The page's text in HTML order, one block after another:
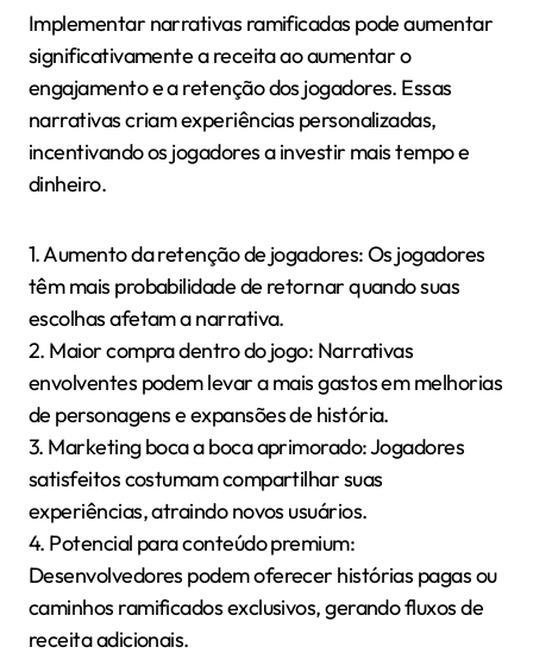
Implementar narrativas ramificadas pode aumentar
significativamente a receita ao aumentar o
engajamento e a retenção dos jogadores. Essas
narrativas criam experiências personalizadas,
incentivando os jogadores a investir mais tempo e
dinheiro.
1. Aumento da retenção de jogadores: Os jogadores
têm mais probabilidade de retornar quando suas
escolhas afetam a narrativa.
2. Maior compra dentro do jogo: Narrativas
envolventes podem levar a mais gastos em melhorias
de personagens e expansões de história.
3. Marketing boca a boca aprimorado: Jogadores
satisfeitos costumam compartilhar suas
experiências, atraindo novos usuários.
4. Potencial para conteúdo premium:
Desenvolvedores podem oferecer histórias pagas ou
caminhos ramificados exclusivos, gerando fluxos de
receita adicionais.